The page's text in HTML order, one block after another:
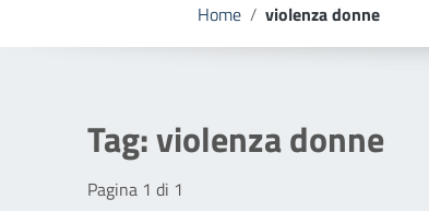
Home / violenza donne
Tag:violenza donne
Pagina 1 di 1